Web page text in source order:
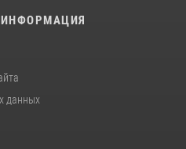
ИНФОРМАЦИЯ
данных